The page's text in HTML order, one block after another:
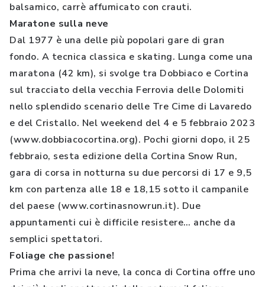
balsamico, carrè affumicato con crauti.
Maratone sulla neve
Dal 1977 è una delle più popolari gare di gran
fondo. A tecnica classica e skating. Lunga come una
maratona (42 km), si svolge tra Dobbiaco e Cortina
sul tracciato della vecchia Ferrovia delle Dolomiti
nello splendido scenario delle Tre Cime di Lavaredo
e del Cristallo. Nel weekend del 4 e 5 febbraio 2023
(www.dobbiacocortina.org). Pochi giorni dopo, il 25
febbraio, sesta edizione della Cortina Snow Run,
gara di corsa in notturna su due percorsi di 17 e 9,5
km con partenza alle 18 e 18,15 sotto il campanile
del paese (www.cortinasnowrun.it). Due
appuntamenti cui è difficile resistere… anche da
semplici spettatori.
Foliage che passione!
Prima che arrivi la neve, la conca di Cortina offre uno